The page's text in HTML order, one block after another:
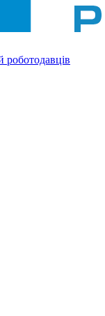
роботодавців